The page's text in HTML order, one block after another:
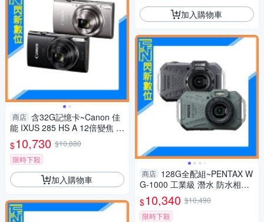
商店 含32G記憶卡~Canon 佳
能 IXUS 285 HS A 12倍變焦 數
位相機(285HS,公司貨)
$10,730 $10,880
限時下殺
加入購物車
加入購物車
商店 128G全配組~PENTAX W
G-1000 工業級 潛水 防水相機
(WG1000，公司貨)抗撞、防
塵、耐寒、4K
$10,340 $10,490
限時下殺